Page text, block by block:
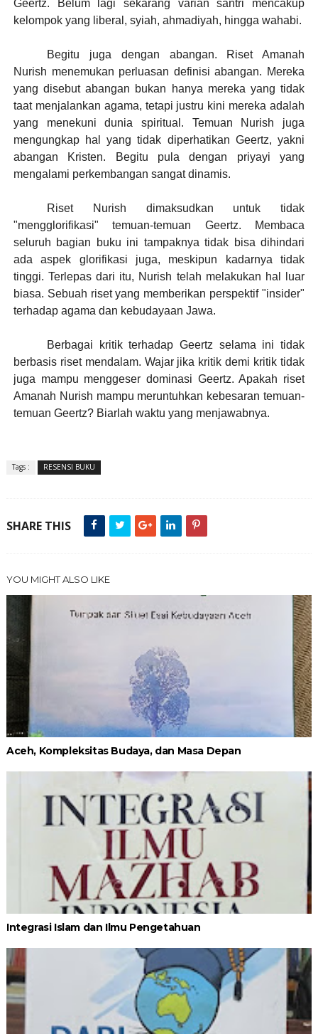
Geertz. Belum lagi sekarang varian santri mencakup
kelompok yang liberal, syiah, ahmadiyah, hingga wahabi.
Begitu juga dengan abangan. Riset Amanah
Nurish menemukan perluasan definisi abangan. Mereka
yang disebut abangan bukan hanya mereka yang tidak
taat menjalankan agama, tetapi justru kini mereka adalah
yang menekuni dunia spiritual. Temuan Nurish juga
mengungkap hal yang tidak diperhatikan Geertz, yakni
abangan Kristen. Begitu pula dengan priyayi yang
mengalami perkembangan sangat dinamis.
Riset Nurish dimaksudkan untuk tidak
"mengglorifikasi" temuan-temuan Geertz. Membaca
seluruh bagian buku ini tampaknya tidak bisa dihindari
ada aspek glorifikasi juga, meskipun kadarnya tidak
tinggi. Terlepas dari itu, Nurish telah melakukan hal luar
biasa. Sebuah riset yang memberikan perspektif "insider"
terhadap agama dan kebudayaan Jawa.
Berbagai kritik terhadap Geertz selama ini tidak
berbasis riset mendalam. Wajar jika kritik demi kritik tidak
juga mampu menggeser dominasi Geertz. Apakah riset
Amanah Nurish mampu meruntuhkan kebesaran temuan-
temuan Geertz? Biarlah waktu yang menjawabnya.
Tags : RESENSI BUKU
SHARE THIS
YOU MIGHT ALSO LIKE
Aceh, Kompleksitas Budaya, dan Masa Depan
Integrasi Islam dan Ilmu Pengetahuan